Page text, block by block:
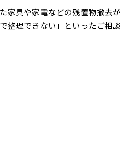
家具や家電などの残置物撤去
整理できない」といったご相